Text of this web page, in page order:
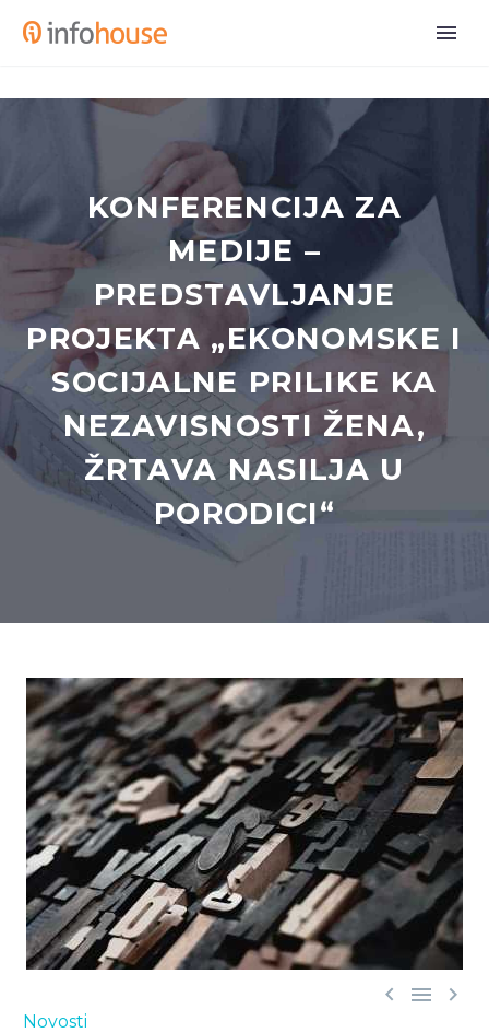
KONFERENCIJA ZA
MEDIJE –
PREDSTAVLJANJE
PROJEKTA „EKONOMSKE I
SOCIJALNE PRILIKE KA
NEZAVISNOSTI ŽENA,
ŽRTAVA NASILJA U
PORODICI“
  
Novosti